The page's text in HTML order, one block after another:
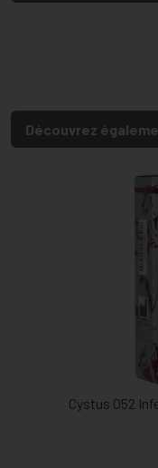
Découvrez
Cystus 052